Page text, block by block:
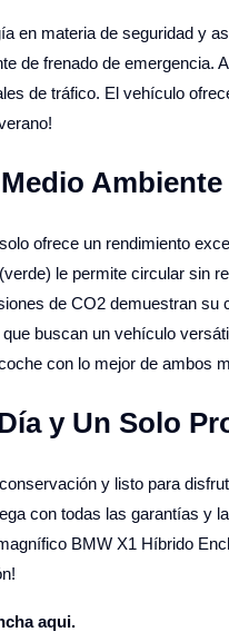
en materia de seguridad y
de frenado de emergencia.
de tráfico. El vehículo
Ambiente
ofrece un rendimiento
le permite circular sin
de CO2 demuestran
buscan un vehículo
con lo mejor de ambos
y Un Solo
y listo para
con todas las garantías y
BMW X1 Híbrido
aqui.